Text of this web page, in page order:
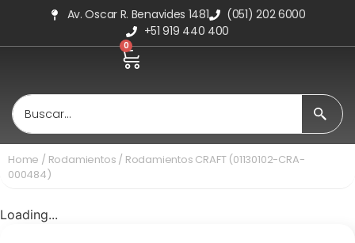
Av. Oscar R. Benavides 1481
(051) 202 6000
+51 919 440 400
0
Home / Rodamientos / Rodamientos CRAFT (01130102-CRA-
000484)
Loading...